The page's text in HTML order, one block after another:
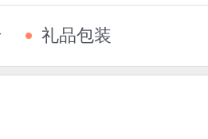
礼品包装